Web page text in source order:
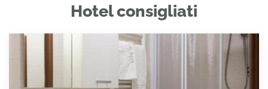
Hotel consigliati